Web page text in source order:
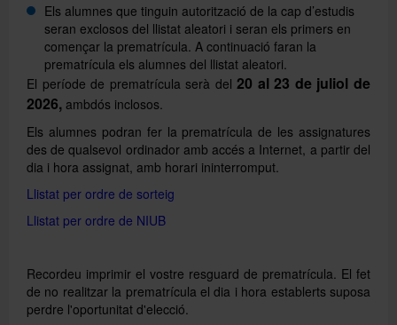
Els alumnes que tinguin autorització de la cap d’estudis
seran exclosos del llistat aleatori i seran els primers en
començar la prematrícula. A continuació faran la
prematrícula els alumnes del llistat aleatori.
El període de prematrícula serà del 20 al 23 de juliol de
2026, ambdós inclosos.
Els alumnes podran fer la prematrícula de les assignatures
des de qualsevol ordinador amb accés a Internet, a partir del
dia i hora assignat, amb horari ininterromput.
Llistat per ordre de sorteig
Llistat per ordre de NIUB
Recordeu imprimir el vostre resguard de prematrícula. El fet
de no realitzar la prematrícula el dia i hora establerts suposa
perdre l'oportunitat d'elecció.